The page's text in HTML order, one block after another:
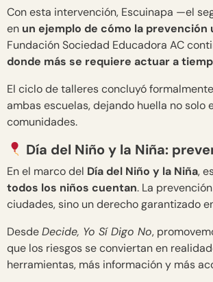
Con esta intervención, Escuinapa —el
en un ejemplo de cómo la prevención
Fundación Sociedad Educadora AC
donde más se requiere actuar a
El ciclo de talleres concluyó
ambas escuelas, dejando huella no
comunidades.
Día del Niño y la Niña:
En el marco del Día del Niño y la Niña,
todos los niños cuentan. La
ciudades, sino un derecho garantizado
DesdeDecide, Yo Sí Digo No,
que los riesgos se conviertan en
herramientas, más información y más